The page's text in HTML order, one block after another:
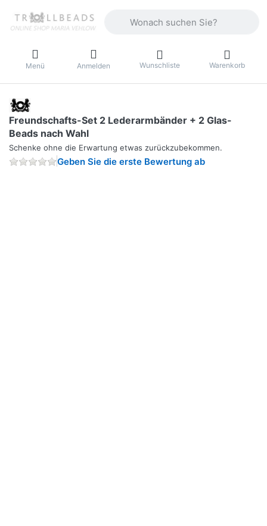
Menü Anmelden Wunschliste Warenkorb
Freundschafts-Set 2 Lederarmbänder + 2 Glas-
Beads nach Wahl
Schenke ohne die Erwartung etwas zurückzubekommen.
Geben Sie die erste Bewertung ab